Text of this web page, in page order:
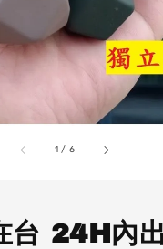
1 / 6
台 24H內